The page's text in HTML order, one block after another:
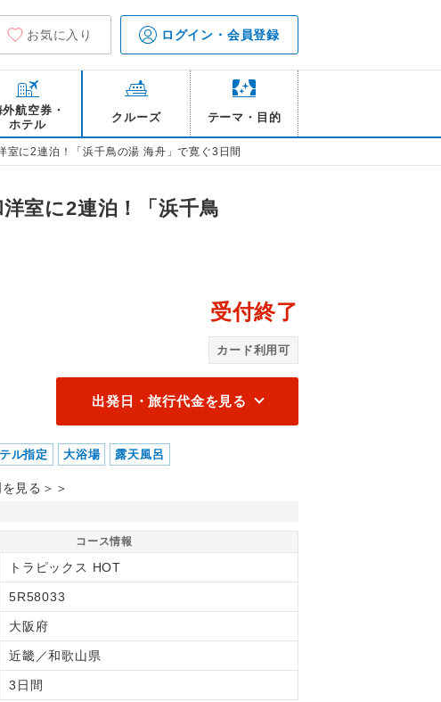
お気に入り ログイン・会員登録
外航空券・
ホテル
クルーズ テーマ・目的
室に2連泊！「浜千鳥の湯 海舟」で寛ぐ3日間
室に2連泊！「浜千鳥
受付終了
カード利用可
出発日・旅行代金を見る
ル指定 大浴場 露天風呂
見る＞＞
コース情報
トラピックス HOT
5R58033
大阪府
近畿／和歌山県
3日間